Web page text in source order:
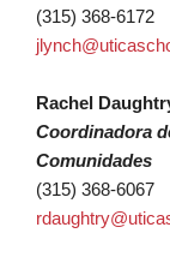
(315) 368-6172
Rachel
Coordinadora
Comunidades
(315) 368-6067